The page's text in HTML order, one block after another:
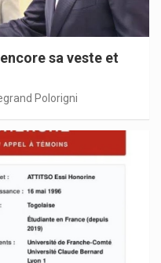
sa veste et
Polorigni